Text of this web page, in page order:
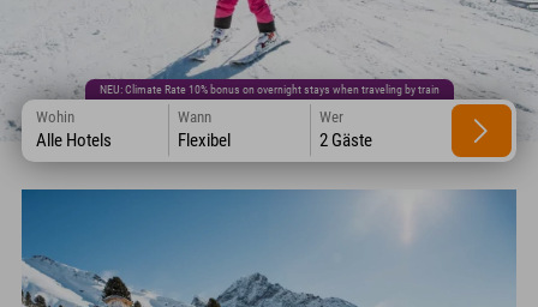
NEU: Climate Rate 10% bonus on overnight stays when traveling by train
Wohin
Alle Hotels
Wann
Flexibel
Wer
2 Gäste